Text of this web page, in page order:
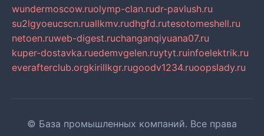
wundermoscow.ruolymp-clan.rudr-pavlush.ru
su2lgyoeucscn.ruallkmv.rudhgfd.rutesotomeshell.ru
netoen.ruweb-digest.ruchanganqiyuana07.ru
kuper-dostavka.ruedemvgelen.ruytyt.ruinfoelektrik.ru
everafterclub.orgkirillkgr.rugoodv1234.ruoopslady.ru
© База промышленных компаний. Все права